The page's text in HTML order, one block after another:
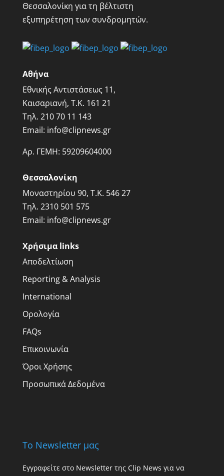
Θεσσαλονίκη για τη βέλτιστη
εξυπηρέτηση των συνδρομητών.
Αθήνα
Εθνικής Αντιστάσεως 11,
Καισαριανή, Τ.Κ. 161 21
Τηλ. 210 70 11 143
Email: info@clipnews.gr
Αρ. ΓΕΜΗ: 59209604000
Θεσσαλονίκη
Μοναστηρίου 90, Τ.Κ. 546 27
Τηλ. 2310 501 575
Email: info@clipnews.gr
Χρήσιμα links
Αποδελτίωση
Reporting & Analysis
International
Ορολογία
FAQs
Επικοινωνία
Όροι Χρήσης
Προσωπικά Δεδομένα
Το Newsletter μας
Εγγραφείτε στο Newsletter της Clip News για να